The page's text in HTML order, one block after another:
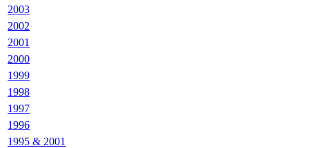
2003
2002
2001
2000
1999
1998
1997
1996
1995 & 2001